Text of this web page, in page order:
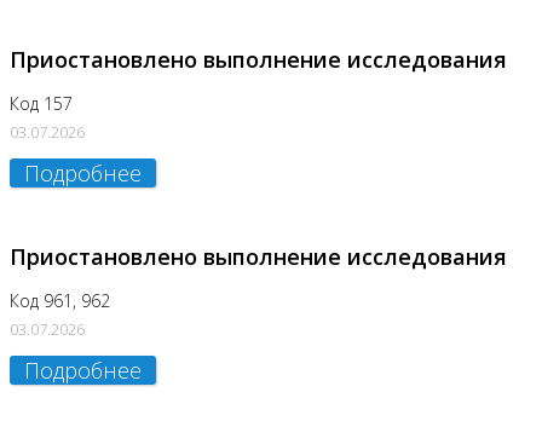
Приостановлено выполнение исследования
Код 157
03.07.2026
Подробнее
Приостановлено выполнение исследования
Код 961, 962
03.07.2026
Подробнее